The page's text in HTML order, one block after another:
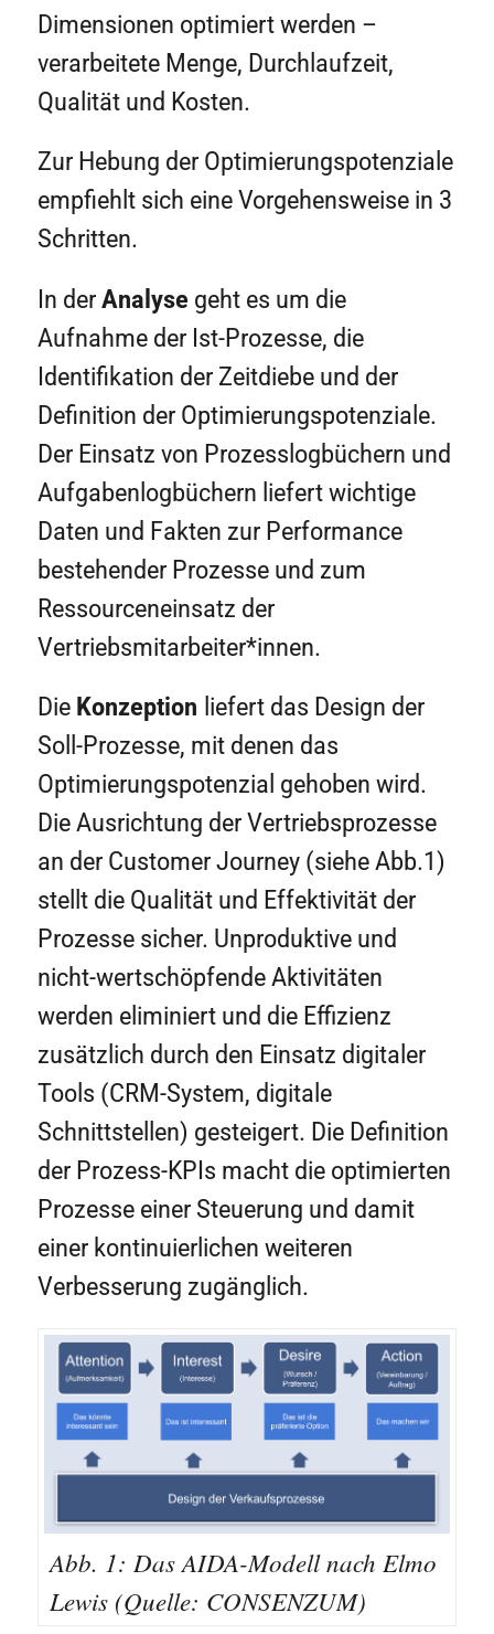
Dimensionen optimiert werden –
verarbeitete Menge, Durchlaufzeit,
Qualität und Kosten.
Zur Hebung der Optimierungspotenziale
empfiehlt sich eine Vorgehensweise in 3
Schritten.
In derAnalyse geht es um die
Aufnahme der Ist-Prozesse, die
Identifikation der Zeitdiebe und der
Definition der Optimierungspotenziale.
Der Einsatz von Prozesslogbüchern und
Aufgabenlogbüchern liefert wichtige
Daten und Fakten zur Performance
bestehender Prozesse und zum
Ressourceneinsatz der
Vertriebsmitarbeiter*innen.
Die Konzeption liefert das Design der
Soll-Prozesse, mit denen das
Optimierungspotenzial gehoben wird.
Die Ausrichtung der Vertriebsprozesse
an der Customer Journey (siehe Abb.1)
stellt die Qualität und Effektivität der
Prozesse sicher. Unproduktive und
nicht-wertschöpfende Aktivitäten
werden eliminiert und die Effizienz
zusätzlich durch den Einsatz digitaler
Tools (CRM-System, digitale
Schnittstellen) gesteigert. Die Definition
der Prozess-KPIs macht die optimierten
Prozesse einer Steuerung und damit
einer kontinuierlichen weiteren
Verbesserung zugänglich.
Abb. 1: Das AIDA-Modell nach Elmo
Lewis (Quelle: CONSENZUM)